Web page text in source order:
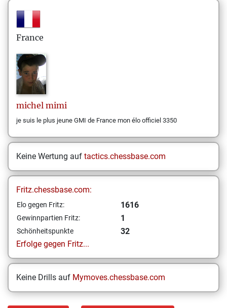
France
michel mimi
je suis le plus jeune GMI de France mon élo officiel 3350
Keine Wertung auf tactics.chessbase.com
Fritz.chessbase.com:
Elo gegen Fritz: 1616
Gewinnpartien Fritz: 1
Schönheitspunkte
32
Erfolge gegen Fritz...
Keine Drills auf Mymoves.chessbase.com